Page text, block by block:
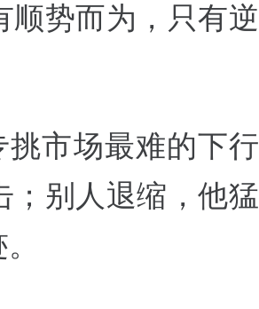
顺势而为，只有逆
挑市场最难的下行
；别人退缩，他猛